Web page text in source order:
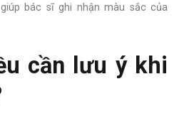
bác sĩ ghi nhận màu sắc của
cần lưu ý khi